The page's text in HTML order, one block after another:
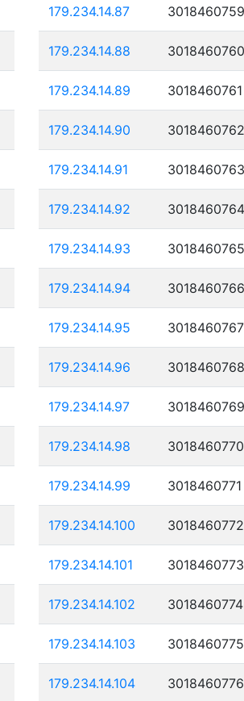
179.234.14.87 3018460759
179.234.14.88 3018460760
179.234.14.89 3018460761
179.234.14.90 3018460762
179.234.14.91 3018460763
179.234.14.92 3018460764
179.234.14.93 3018460765
179.234.14.94 3018460766
179.234.14.95 3018460767
179.234.14.96 3018460768
179.234.14.97 3018460769
179.234.14.98 3018460770
179.234.14.99 3018460771
179.234.14.100 3018460772
179.234.14.101 3018460773
179.234.14.102 3018460774
179.234.14.103 3018460775
179.234.14.104 3018460776